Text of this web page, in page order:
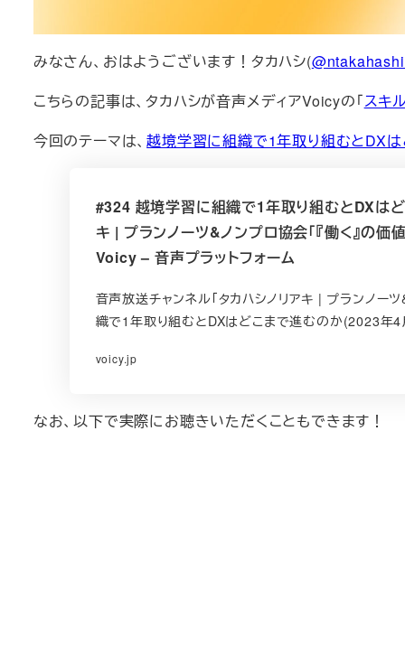
みなさん、おはようございます！タカハシ(
こちらの記事は、タカハシが音声メディアVoicyの「スキ
今回のテーマは、越境学習に組織で1年取り組むとDX
#324 越境学習に組織で1年取り組むとDXは
キ | プランノーツ&ノンプロ協会「『働く』の価
Voicy – 音声プラットフォーム
音声放送チャンネル「タカハシノリアキ | プランノー
織で1年取り組むとDXはどこまで進むのか(2023年4
voicy.jp
なお、以下で実際にお聴きいただくこともできます！